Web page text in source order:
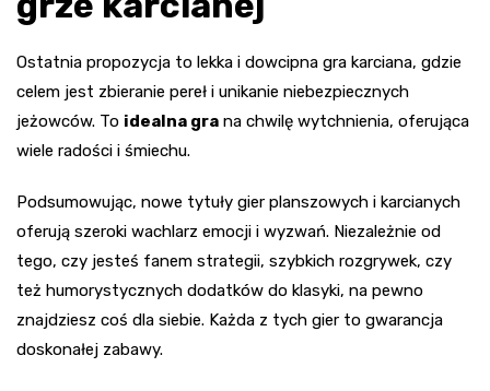
Ostatnia propozycja to lekka i dowcipna gra karciana, gdzie
celem jest zbieranie pereł i unikanie niebezpiecznych
jeżowców. To idealna gra na chwilę wytchnienia, oferująca
wiele radości i śmiechu.
Podsumowując, nowe tytuły gier planszowych i karcianych
oferują szeroki wachlarz emocji i wyzwań. Niezależnie od
tego, czy jesteś fanem strategii, szybkich rozgrywek, czy
też humorystycznych dodatków do klasyki, na pewno
znajdziesz coś dla siebie. Każda z tych gier to gwarancja
doskonałej zabawy.